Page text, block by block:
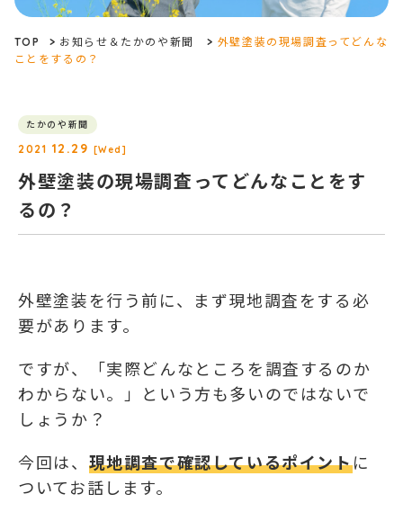
TOP > お知らせ＆たかのや新聞 > 外壁塗装の現場調査ってどんな
ことをするの？
たかのや新聞
2021 12.29 [Wed]
外壁塗装の現場調査ってどんなことをす
るの？
外壁塗装を行う前に、まず現地調査をする必
要があります。
ですが、「実際どんなところを調査するのか
わからない。」という方も多いのではないで
しょうか？
今回は、 現地調査で確認しているポイントに
ついてお話します。